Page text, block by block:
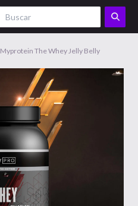
Myprotein The Whey Jelly Belly